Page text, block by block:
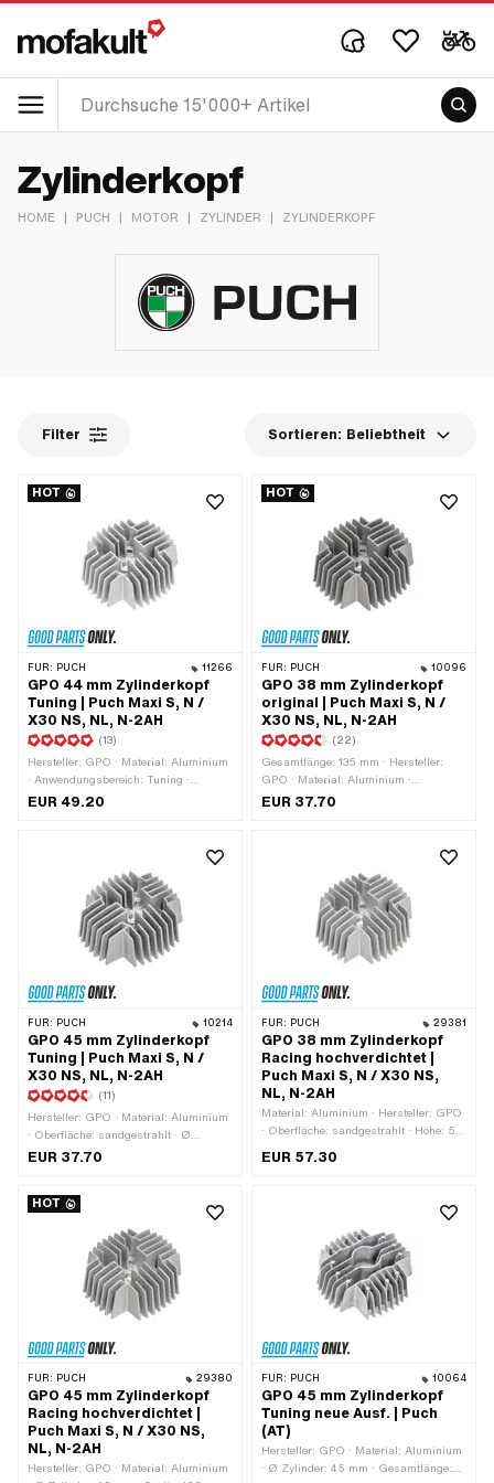
Zylinderkopf
HOME | PUCH | MOTOR | ZYLINDER | ZYLINDERKOPF
Filter Sortieren: Beliebtheit
HOT
FÜR: PUCH 11266
GPO 44 mm Zylinderkopf
Tuning | Puch Maxi S, N /
X30 NS, NL, N-2AH
(13)
Hersteller: GPO · Material: Aluminium
· Anwendungsbereich: Tuning ·
Oberfläche: sandgestrahlt · Ø
Gesamtlänge: 135 mm ·
Kerzengewinde: kurz · Dekompressor:
Nein · Lochbild [mm]: 44 x 44 ·
Getarnt: Ja
EUR 49.20
HOT
FÜR: PUCH 10096
GPO 38 mm Zylinderkopf
original | Puch Maxi S, N /
X30 NS, NL, N-2AH
(22)
Gesamtlänge: 135 mm · Hersteller:
GPO · Material: Aluminium ·
Anwendungsbereich: Standard ·
Befestigungspunkte: 4 Stk. · Lochbild
[mm]: 44 x 44 · Kerzengewinde: kurz ·
Dekompressor: Nein
EUR 37.70
FÜR: PUCH 10214
GPO 45 mm Zylinderkopf
Tuning | Puch Maxi S, N /
X30 NS, NL, N-2AH
(11)
Hersteller: GPO · Material: Aluminium
· Oberfläche: sandgestrahlt · Ø
Zylinder: 45 mm · Gesamtlänge: 135
Befestigungspunkte: 4 Stk. · Lochbild
[mm]: 44 x 44 · Dekompressor: Nein ·
Getarnt: Ja · Anwendungsbereich:
EUR 37.70
FÜR: PUCH 29381
GPO 38 mm Zylinderkopf
Racing hochverdichtet |
Puch Maxi S, N / X30 NS,
NL, N-2AH
Material: Aluminium · Hersteller: GPO
· Oberfläche: sandgestrahlt · Höhe: 55
mm · Gesamtlänge: 135 mm ·
Anzahl Befestigungspunkte: 4 Stk. · Ø
Schraubenaufnahme: 7.4 mm ·
Lochbild [mm]: 45 x 45
EUR 57.30
HOT
FÜR: PUCH 29380
GPO 45 mm Zylinderkopf
Racing hochverdichtet |
Puch Maxi S, N / X30 NS,
NL, N-2AH
Hersteller: GPO · Material: Aluminium
FÜR: PUCH 10064
GPO 45 mm Zylinderkopf
Tuning neue Ausf. | Puch
(AT)
Hersteller: GPO · Material: Aluminium
· Ø Zylinder: 45 mm · Gesamtlänge: